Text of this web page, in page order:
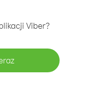
Viber?